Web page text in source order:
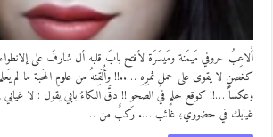
أُلاعِبُ حروفي مَيمَنة ومَيسَرَة لأفتح بابَ قلبه أل شارفَ على
كغصنٍ لا يقوى على حملِ ثمرِهِ …..!! وأُلَقِنهُ من علومِ المَحبة ما لم
وعكساً …!! كوقع حلمٍ في الصحو !! دقَّ البكاءُ بابي يقول : لا
غيابك في حضوري؛ غائب …. رَكبٌ من …